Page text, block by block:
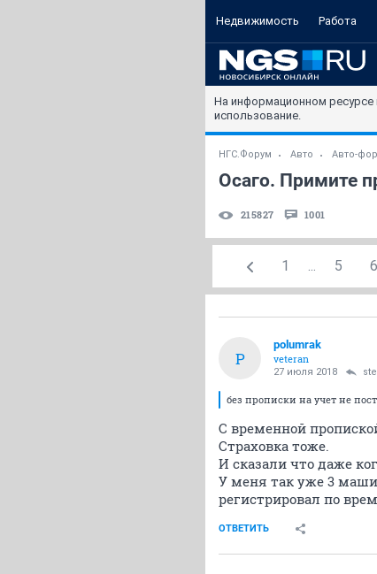
Недвижимость Работа
На информационном
использование.
НГС.Форум Авто Авто-
Осаго. Примите
215827 1001
1 ... 5 6
P
polumrak
veteran
27 июля 2018
без прописки на учет не
С временной
Страховка тоже.
И сказали что даже
У меня так уже 3
регистрировал по
ОТВЕТИТЬ